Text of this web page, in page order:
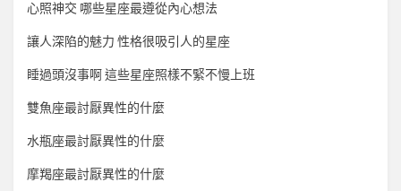
心照神交 哪些星座最遵從內心想法
讓人深陷的魅力 性格很吸引人的星座
睡過頭沒事啊 這些星座照樣不緊不慢上班
雙魚座最討厭異性的什麼
水瓶座最討厭異性的什麼
摩羯座最討厭異性的什麼